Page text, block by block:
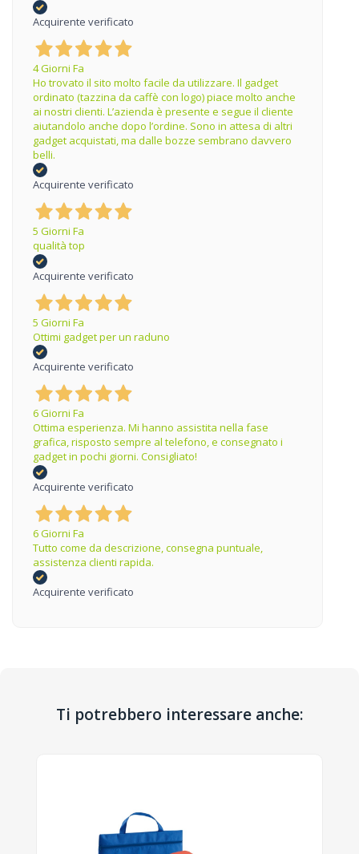
Acquirente verificato
4 Giorni Fa
Ho trovato il sito molto facile da utilizzare. Il gadget
ordinato (tazzina da caffè con logo) piace molto anche
ai nostri clienti. L’azienda è presente e segue il cliente
aiutandolo anche dopo l’ordine. Sono in attesa di altri
gadget acquistati, ma dalle bozze sembrano davvero
belli.
Acquirente verificato
5 Giorni Fa
qualità top
Acquirente verificato
5 Giorni Fa
Ottimi gadget per un raduno
Acquirente verificato
6 Giorni Fa
Ottima esperienza. Mi hanno assistita nella fase
grafica, risposto sempre al telefono, e consegnato i
gadget in pochi giorni. Consigliato!
Acquirente verificato
6 Giorni Fa
Tutto come da descrizione, consegna puntuale,
assistenza clienti rapida.
Acquirente verificato
Ti potrebbero interessare anche: